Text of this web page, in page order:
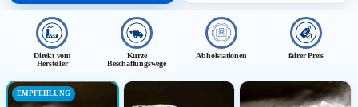
Direkt vom
Hersteller
Kurze
Beschaffungswege
Abholstationen fairer Preis
EMPFEHLUNG